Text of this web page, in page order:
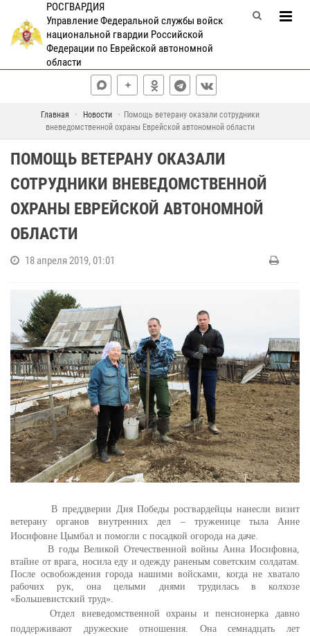
РОСГВАРДИЯ
Управление Федеральной службы войск
национальной гвардии Российской
Федерации по Еврейской автономной
области
Главная Новости
Помощь ветерану оказали сотрудники
вневедомственной охраны Еврейской автономной области
ПОМОЩЬ ВЕТЕРАНУ ОКАЗАЛИ
СОТРУДНИКИ ВНЕВЕДОМСТВЕННОЙ
ОХРАНЫ ЕВРЕЙСКОЙ АВТОНОМНОЙ
ОБЛАСТИ
18 апреля 2019, 01:01
В преддверии Дня Победы росгвардейцы нанесли визит
ветерануорганов внутренних дел – труженице тыла Анне
Иосифовне Цымбал и помогли с посадкой огорода на даче.
В годы Великой Отечественной войны Анна Иосифовна,
втайне от врага, носила еду и одежду раненым советским солдатам.
После освобождения города нашими войсками, когда не хватало
рабочих рук, она целыми днями трудилась в колхозе
«Большевистский труд».
Отдел вневедомственной охраны и пенсионерка давно
поддерживают дружеские отношения. Она семнадцать лет